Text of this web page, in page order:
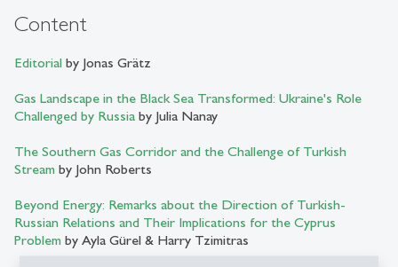
Content
Editorial by Jonas Grätz
Gas Landscape in the Black Sea Transformed: Ukraine's Role
Challenged by Russia by Julia Nanay
The Southern Gas Corridor and the Challenge of Turkish
Stream by John Roberts
Beyond Energy: Remarks about the Direction of Turkish-
Russian Relations and Their Implications for the Cyprus
Problem by Ayla Gürel & Harry Tzimitras